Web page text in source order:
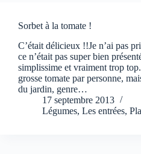
Sorbet à la tomate !
C’était délicieux !!Je n’ai pas
ce n’était pas super bien
simplissime et vraiment trop
grosse tomate par personne,
du jardin, genre…
17 septembre 2013
Légumes, Les entrées,